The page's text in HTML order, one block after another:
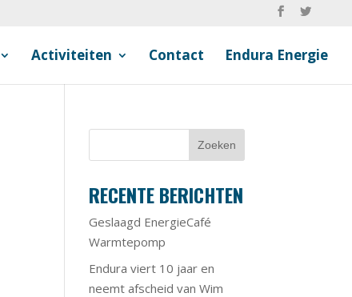
Activiteiten Contact Endura Energie
RECENTE BERICHTEN
Geslaagd EnergieCafé
Warmtepomp
Endura viert 10 jaar en
neemt afscheid van Wim